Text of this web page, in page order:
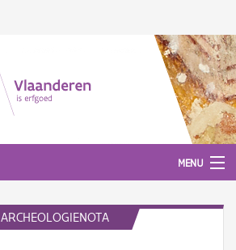
MENU
ARCHEOLOGIENOTA